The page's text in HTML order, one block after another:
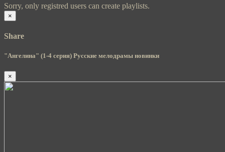
Sorry, only registred users can create playlists.
×
Share
"Ангелина" (1-4 серия) Русские мелодрамы новинки
×